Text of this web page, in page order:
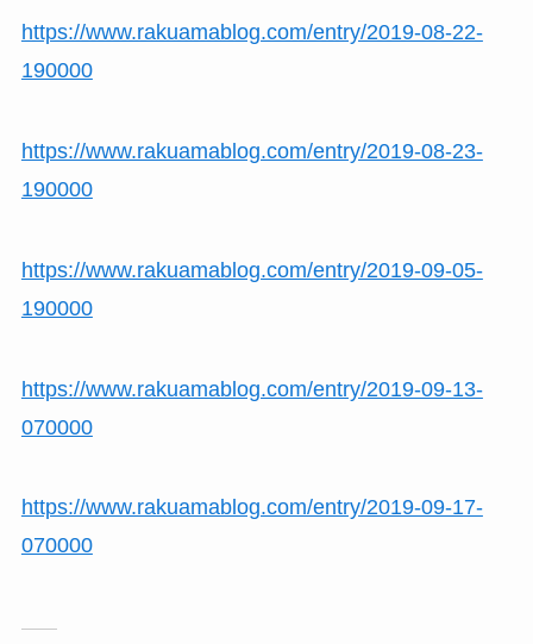
https://www.rakuamablog.com/entry/2019-08-22-
190000
https://www.rakuamablog.com/entry/2019-08-23-
190000
https://www.rakuamablog.com/entry/2019-09-05-
190000
https://www.rakuamablog.com/entry/2019-09-13-
070000
https://www.rakuamablog.com/entry/2019-09-17-
070000